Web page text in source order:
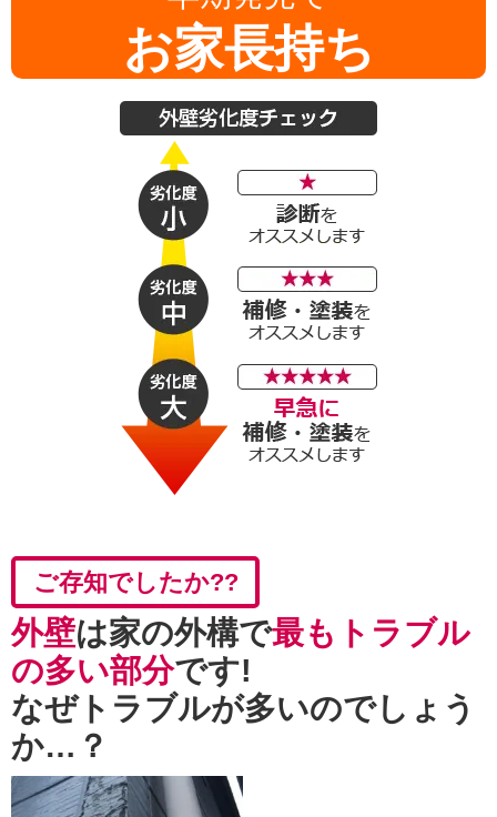
お家長持ち
ご存知でしたか??
外壁は家の外構で最もトラブル
の多い部分です!
なぜトラブルが多いのでしょう
か…？